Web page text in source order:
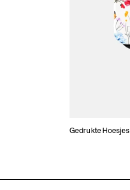
Gedrukte Hoesjes